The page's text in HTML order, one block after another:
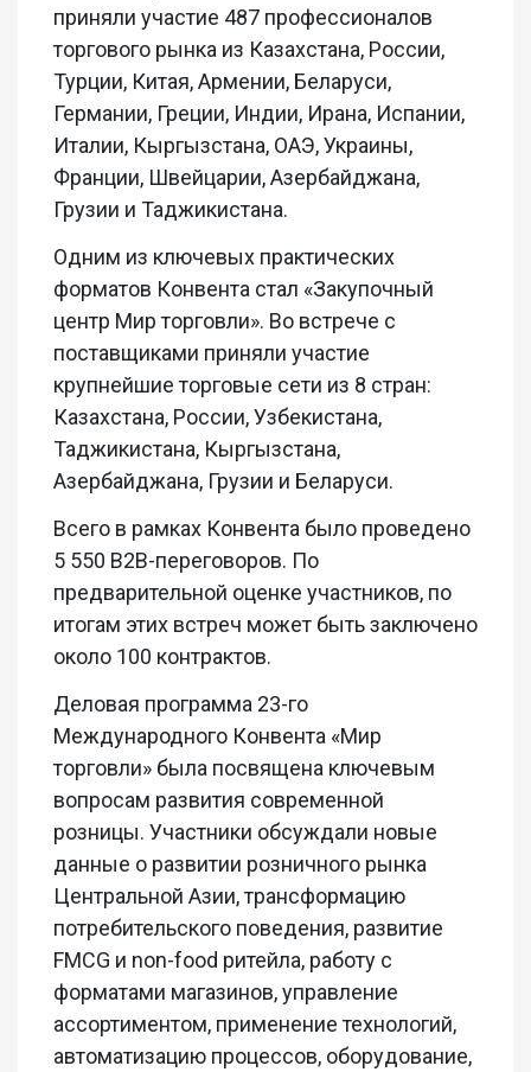
приняли участие 487 профессионалов
торгового рынка из Казахстана, России,
Турции, Китая, Армении, Беларуси,
Германии, Греции, Индии, Ирана, Испании,
Италии, Кыргызстана, ОАЭ, Украины,
Франции, Швейцарии, Азербайджана,
Грузии и Таджикистана.
Одним из ключевых практических
форматов Конвента стал «Закупочный
центр Мир торговли». Во встрече с
поставщиками приняли участие
крупнейшие торговые сети из 8 стран:
Казахстана, России, Узбекистана,
Таджикистана, Кыргызстана,
Азербайджана, Грузии и Беларуси.
Всего в рамках Конвента было проведено
5 550 B2B-переговоров. По
предварительной оценке участников, по
итогам этих встреч может быть заключено
около 100 контрактов.
Деловая программа 23-го
Международного Конвента «Мир
торговли» была посвящена ключевым
вопросам развития современной
розницы. Участники обсуждали новые
данные о развитии розничного рынка
Центральной Азии, трансформацию
потребительского поведения, развитие
FMCG и non-food ритейла, работу с
форматами магазинов, управление
ассортиментом, применение технологий,
автоматизацию процессов, оборудование,